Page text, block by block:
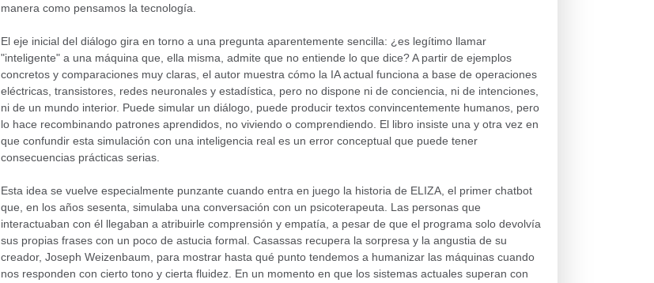
manera como pensamos la tecnología.
El eje inicial del diálogo gira en torno a una pregunta aparentemente sencilla: ¿es legítimo llamar
"inteligente" a una máquina que, ella misma, admite que no entiende lo que dice? A partir de ejemplos
concretos y comparaciones muy claras, el autor muestra cómo la IA actual funciona a base de operaciones
eléctricas, transistores, redes neuronales y estadística, pero no dispone ni de conciencia, ni de intenciones,
ni de un mundo interior. Puede simular un diálogo, puede producir textos convincentemente humanos, pero
lo hace recombinando patrones aprendidos, no viviendo o comprendiendo. El libro insiste una y otra vez en
que confundir esta simulación con una inteligencia real es un error conceptual que puede tener
consecuencias prácticas serias.
Esta idea se vuelve especialmente punzante cuando entra en juego la historia de ELIZA, el primer chatbot
que, en los años sesenta, simulaba una conversación con un psicoterapeuta. Las personas que
interactuaban con él llegaban a atribuirle comprensión y empatía, a pesar de que el programa solo devolvía
sus propias frases con un poco de astucia formal. Casassas recupera la sorpresa y la angustia de su
creador, Joseph Weizenbaum, para mostrar hasta qué punto tendemos a humanizar las máquinas cuando
nos responden con cierto tono y cierta fluidez. En un momento en que los sistemas actuales superan con